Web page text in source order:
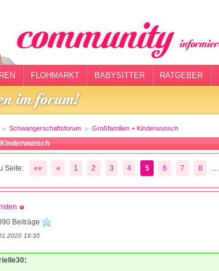
FLOHMARKT BABYSITTER RATGEBER
Schwangerschaftsforum Großfamilien + Kinderwunsch
Seite: «« « 1 2 3 4 5 6 7 8
Beiträge
19:35